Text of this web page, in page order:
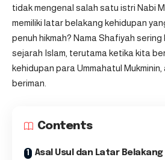
tidak mengenal salah satu istri Nabi
memiliki latar belakang kehidupan
penuh hikmah? Nama Shafiyah
sejarah Islam, terutama ketika kita
kehidupan para Ummahatul
beriman.
Contents
Asal Usul dan Latar